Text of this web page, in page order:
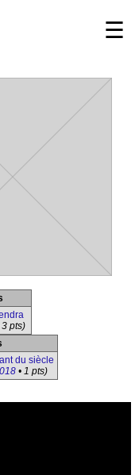
☰
3 pts)
du siècle
• 1 pts)